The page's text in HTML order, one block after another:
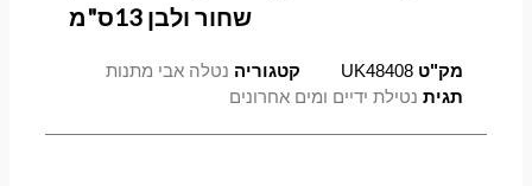
שחור ולבן 13ס"מ
מק"טUK48408 קטגוריה נטלה אבי מתנות
תגית נטילת ידיים ומים אחרונים